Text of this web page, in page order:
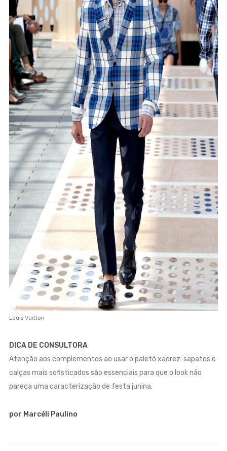
Louis Vuitton
DICA DE CONSULTORA
Atenção aos complementos ao usar o paletó xadrez: sapatos e
calças mais sofisticados são essenciais para que o look não
pareça uma caracterização de festa junina.
por Marcéli Paulino